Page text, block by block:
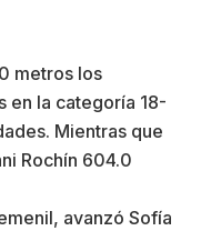
metros los
en la categoría 18-
Mientras que
Rochín 604.0
avanzó Sofía